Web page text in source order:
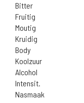
Bitter
Fruitig
Moutig
Kruidig
Body
Koolzuur
Alcohol
Intensit.
Nasmaak